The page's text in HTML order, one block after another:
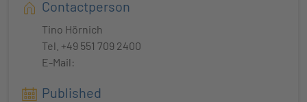
Contactperson
Tino Hörnich
Tel. +49 551 709 2400
E-Mail:
Published